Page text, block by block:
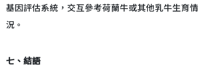
基因評估系統，交互參考荷蘭牛或其他乳牛生育情
況。
七、結語